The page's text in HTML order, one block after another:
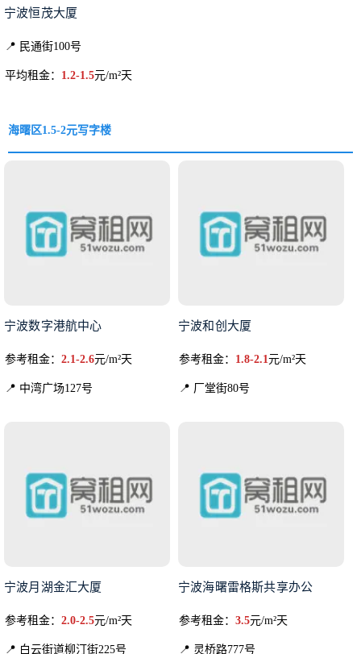
宁波恒茂大厦
📍 民通街100号
平均租金： 1.2-1.5元/m²天
海曙区1.5-2元写字楼
宁波数字港航中心
参考租金： 2.1-2.6元/m²天
📍 中湾广场127号
宁波和创大厦
参考租金： 1.8-2.1元/m²天
📍 厂堂街80号
宁波月湖金汇大厦
参考租金： 2.0-2.5元/m²天
📍 白云街道柳汀街225号
宁波海曙雷格斯共享办公
参考租金：3.5元/m²天
📍 灵桥路777号